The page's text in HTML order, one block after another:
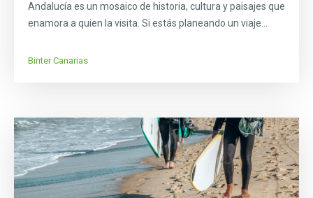
Andalucía es un mosaico de historia, cultura y paisajes que
enamora a quien la visita. Si estás planeando un viaje...
Binter Canarias